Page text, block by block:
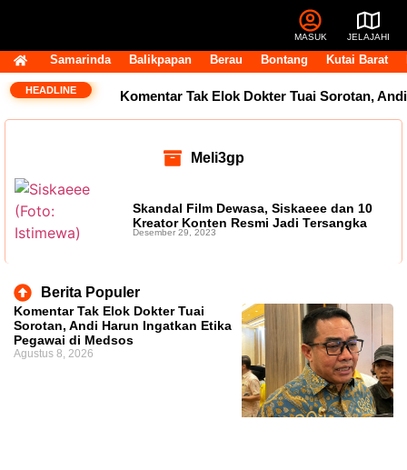
MASUK JELAJAHI
Samarinda Balikpapan Berau Bontang Kutai Barat
HEADLINE Komentar Tak Elok Dokter Tuai Sorotan, Andi
Usai Terpilih Aklamasi, Andi Satya Pasang
Target Golkar Kuasai DPRD Samarinda
Komentar Pegawai RSUD IA Moeis Tuai
Kecaman, Inspektorat Siapkan Pendalaman
Dana Transfer Rp2,5 Triliun Masih Tertahan,
Meli3gp
Skandal Film Dewasa, Siskaeee dan 10
Kreator Konten Resmi Jadi Tersangka
Desember 29, 2023
Berita Populer
Komentar Tak Elok Dokter Tuai
Sorotan, Andi Harun Ingatkan Etika
Pegawai di Medsos
Agustus 8, 2026